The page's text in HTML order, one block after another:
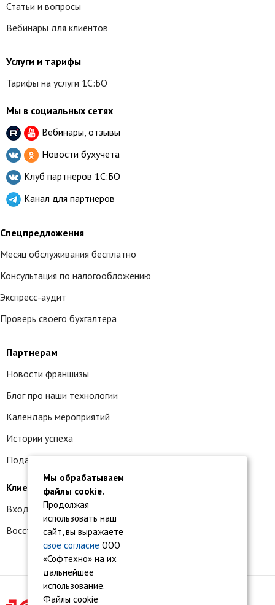
Статьи и вопросы
Вебинары для клиентов
Услуги и тарифы
Тарифы на услуги 1С:БО
Мы в социальных сетях
Вебинары, отзывы
Новости бухучета
Клуб партнеров 1С:БО
Канал для партнеров
Спецпредложения
Месяц обслуживания бесплатно
Консультация по налогообложению
Экспресс-аудит
Проверь своего бухгалтера
Партнерам
Новости франшизы
Блог про наши технологии
Календарь мероприятий
Истории успеха
Подать заявку на франшизу
Клиентам
Вход в личный кабинет
Восстановление доступа к сервису 1С:БО
Мы обрабатываем
файлы cookie.
Продолжая
использовать наш
сайт, вы выражаете
свое согласие ООО
«Софтехно» на их
дальнейшее
использование.
Файлы cookie